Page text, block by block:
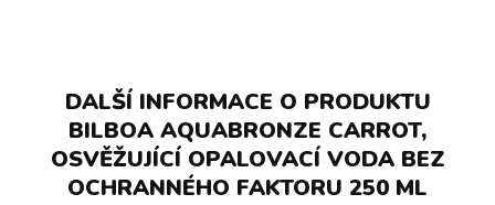
DALŠÍ INFORMACE O PRODUKTU
BILBOA AQUABRONZE CARROT,
OSVĚŽUJÍCÍ OPALOVACÍ VODA BEZ
OCHRANNÉHO FAKTORU 250 ML